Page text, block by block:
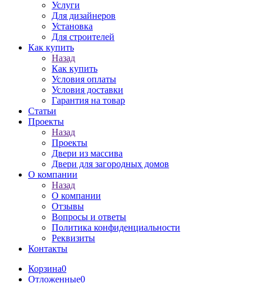
Услуги
Для дизайнеров
Установка
Для строителей
Как купить
Назад
Как купить
Условия оплаты
Условия доставки
Гарантия на товар
Статьи
Проекты
Назад
Проекты
Двери из массива
Двери для загородных домов
О компании
Назад
О компании
Отзывы
Вопросы и ответы
Политика конфиденциальности
Реквизиты
Контакты
Корзина0
Отложенные0